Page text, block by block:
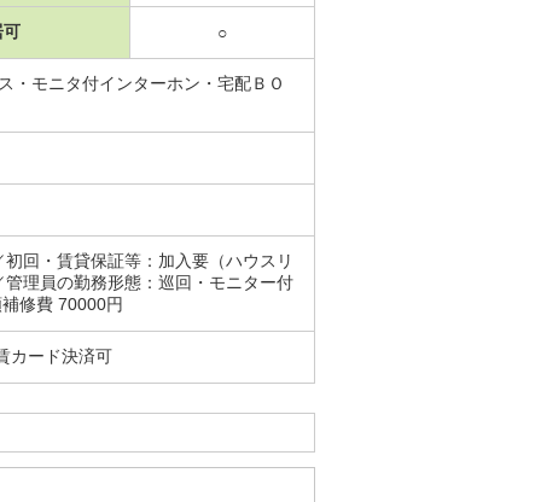
可 ○
・モニタ付インターホン・宅配ＢＯ
回・賃貸保証等：加入要（ハウスリ
理員の勤務形態：巡回・モニター付
修費 70000円
カード決済可